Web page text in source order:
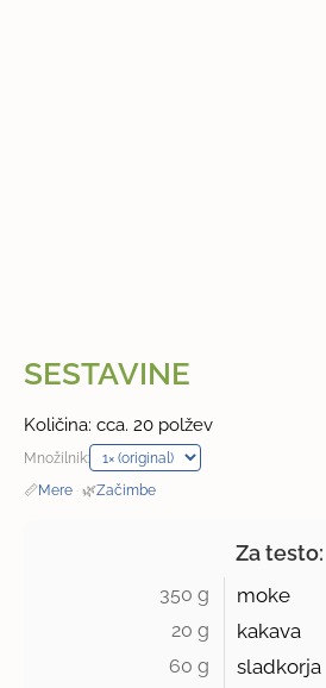
SESTAVINE
Količina: cca. 20 polžev
Množilnik:
📏Mere · 🌿Začimbe
Za testo:
350 g moke
20 g kakava
60 g sladkorja